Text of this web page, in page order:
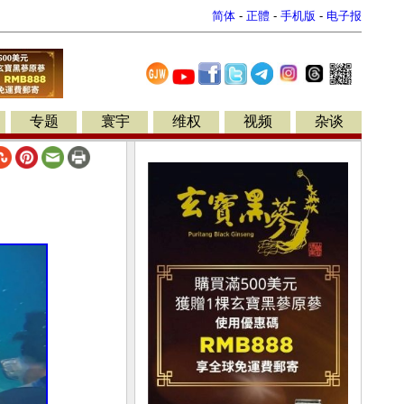
简体 - 正體 - 手机版 - 电子报
专题 寰宇 维权 视频 杂谈